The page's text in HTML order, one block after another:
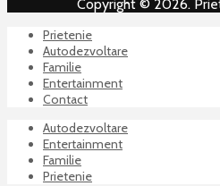
Copyright © 2026.
Prietenie
Autodezvoltare
Familie
Entertainment
Contact
Autodezvoltare
Entertainment
Familie
Prietenie